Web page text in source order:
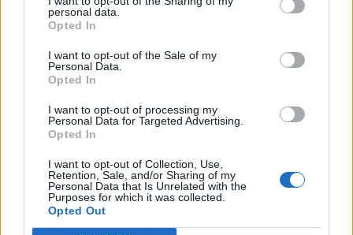
personal data.
Opted In
I want to opt-out of the Sale of my
Personal Data.
Opted In
I want to opt-out of processing my
Personal Data for Targeted Advertising.
Opted In
I want to opt-out of Collection, Use,
Retention, Sale, and/or Sharing of my
Personal Data that Is Unrelated with the
Purposes for which it was collected.
Opted Out
Μείνετε συνδεδεμένοι μέσω των Ειδήσεων
Google